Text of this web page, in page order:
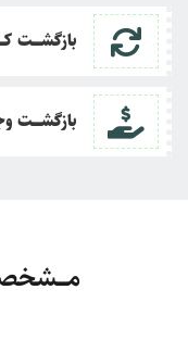
بازگشــــت
بازگشــــت وجه 3 درصدی از خرید به